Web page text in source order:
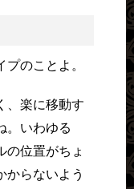
のことよ。
、楽に移動す
。いわゆる
の位置がちょ
からないよう